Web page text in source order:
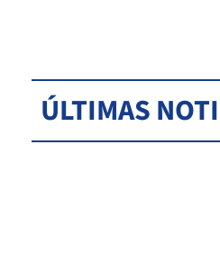
ÚLTIMAS